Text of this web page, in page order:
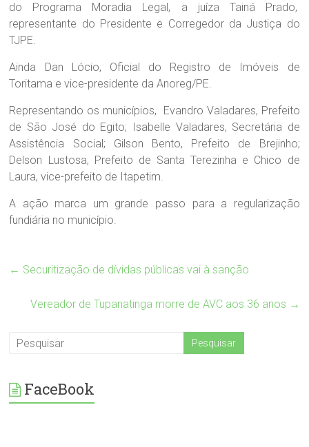
do Programa Moradia Legal, a juíza Tainá Prado,
representante do Presidente e Corregedor da Justiça do
TJPE.
Ainda Dan Lócio, Oficial do Registro de Imóveis de
Toritama e vice-presidente da Anoreg/PE.
Representando os municípios, Evandro Valadares, Prefeito
de São José do Egito; Isabelle Valadares, Secretária de
Assistência Social; Gilson Bento, Prefeito de Brejinho;
Delson Lustosa, Prefeito de Santa Terezinha e Chico de
Laura, vice-prefeito de Itapetim.
A ação marca um grande passo para a regularização
fundiária no município.
← Securitização de dívidas públicas vai à sanção
Vereador de Tupanatinga morre de AVC aos 36 anos →
FaceBook